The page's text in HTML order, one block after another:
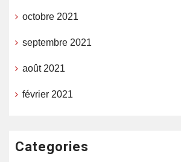
octobre 2021
septembre 2021
août 2021
février 2021
Categories